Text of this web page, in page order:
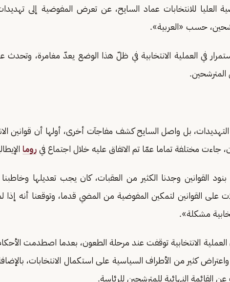
للانتخابات عماد السايح، عن تعرض المفوضية إلى
حسب «العربية».
في العملية الانتخابية في ظلّ هذا الوضع يعدّ مغامرة،
بل واصل السايح كشف مفاجآت أخرى، أولها أن قوانين
جاءت مختلفة تماما عمّا تم الاتفاق عليه خلال اجتماع في روما
على القوانين لتمكين المفوضية من المضي قدما، وتوقعنا أنه إذا
مشكلة».
الانتخابية توقفت عند مرحلة الطعون، بعدما اصطدمت
كثير من الأطراف السياسية على استكمال الانتخابات،
القائمة النهائية للمترشحين للرئاسة.